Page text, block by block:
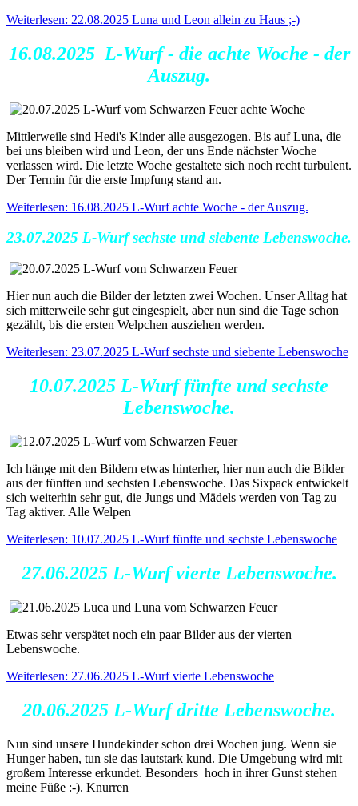
Weiterlesen: 22.08.2025 Luna und Leon allein zu Haus ;-)
16.08.2025 L-Wurf - die achte Woche - der
Auszug.
Mittlerweile sind Hedi's Kinder alle ausgezogen. Bis auf Luna, die
bei uns bleiben wird und Leon, der uns Ende nächster Woche
verlassen wird. Die letzte Woche gestaltete sich noch recht turbulent.
Der Termin für die erste Impfung stand an.
Weiterlesen: 16.08.2025 L-Wurf achte Woche - der Auszug.
23.07.2025 L-Wurf sechste und siebente Lebenswoche.
Hier nun auch die Bilder der letzten zwei Wochen. Unser Alltag hat
sich mitterweile sehr gut eingespielt, aber nun sind die Tage schon
gezählt, bis die ersten Welpchen ausziehen werden.
Weiterlesen: 23.07.2025 L-Wurf sechste und siebente Lebenswoche
10.07.2025 L-Wurf fünfte und sechste
Lebenswoche.
Ich hänge mit den Bildern etwas hinterher, hier nun auch die Bilder
aus der fünften und sechsten Lebenswoche. Das Sixpack entwickelt
sich weiterhin sehr gut, die Jungs und Mädels werden von Tag zu
Tag aktiver. Alle Welpen
Weiterlesen: 10.07.2025 L-Wurf fünfte und sechste Lebenswoche
27.06.2025 L-Wurf vierte Lebenswoche.
Etwas sehr verspätet noch ein paar Bilder aus der vierten
Lebenswoche.
Weiterlesen: 27.06.2025 L-Wurf vierte Lebenswoche
20.06.2025 L-Wurf dritte Lebenswoche.
Nun sind unsere Hundekinder schon drei Wochen jung. Wenn sie
Hunger haben, tun sie das lautstark kund. Die Umgebung wird mit
großem Interesse erkundet. Besonders hoch in ihrer Gunst stehen
meine Füße :-). Knurren